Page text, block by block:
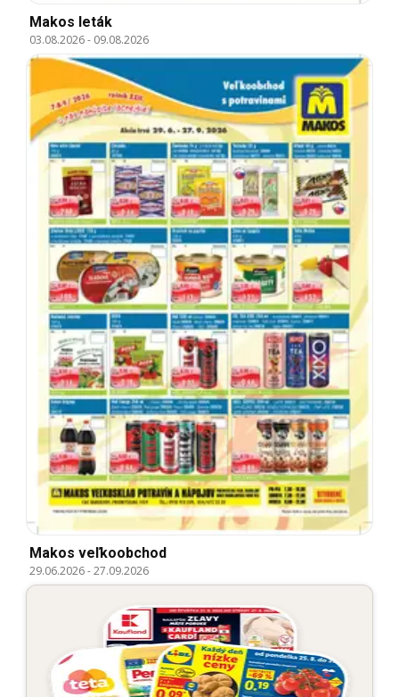
Makos leták
03.08.2026- 09.08.2026
Makos veľkoobchod
29.06.2026-27.09.2026